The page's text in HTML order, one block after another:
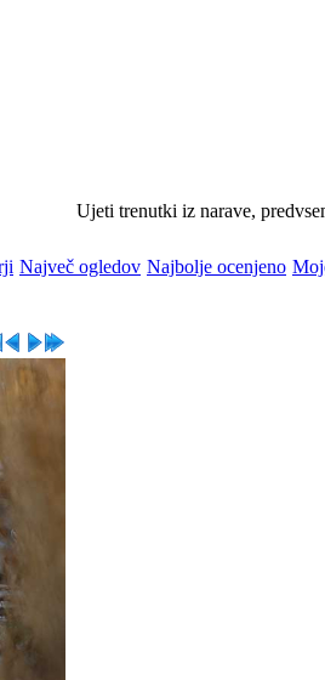
Ujeti trenutki iz narave,
Največ ogledov Najbolje ocenjeno